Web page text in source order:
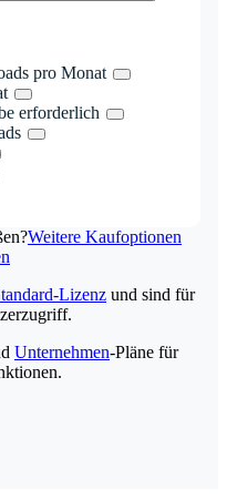
pro Monat
erforderlich
Weitere Kaufoptionen
Lizenz und sind für
Unternehmen-Pläne für